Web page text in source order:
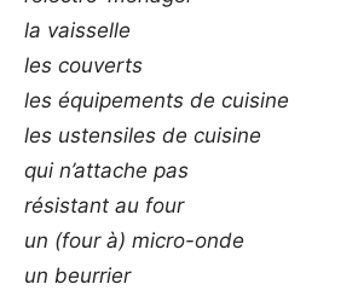
la vaisselle
les couverts
les équipements de cuisine
les ustensiles de cuisine
qui n’attache pas
résistant au four
un (four à) micro-onde
un beurrier